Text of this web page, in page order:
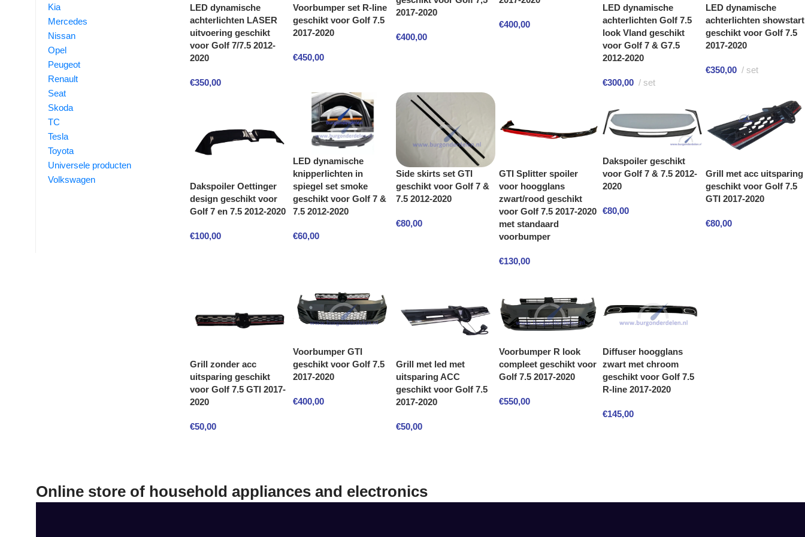
Kia
Mercedes
Nissan
Opel
Peugeot
Renault
Seat
Skoda
TC
Tesla
Toyota
Universele producten
Volkswagen
LED dynamische
achterlichten LASER
uitvoering geschikt
voor Golf 7/7.5 2012-
2020
€350,00
Voorbumper set R-line
geschikt voor Golf 7.5
2017-2020
€450,00
2017-2020
€400,00
€400,00
LED dynamische
achterlichten Golf 7.5
look Vland geschikt
voor Golf 7 & G7.5
2012-2020
€300,00 set
LED dynamische
achterlichten showstart
geschikt voor Golf 7.5
2017-2020
€350,00 set
Dakspoiler Oettinger
design geschikt voor
Golf 7 en 7.5 2012-2020
€100,00
LED dynamische
knipperlichten in
spiegel set smoke
geschikt voor Golf 7 &
7.5 2012-2020
€60,00
Side skirts set GTI
geschikt voor Golf 7 &
7.5 2012-2020
€80,00
GTI Splitter spoiler
voor hoogglans
zwart/rood geschikt
voor Golf 7.5 2017-2020
met standaard
voorbumper
€130,00
Dakspoiler geschikt
voor Golf 7 & 7.5 2012-
2020
€80,00
Grill met acc uitsparing
geschikt voor Golf 7.5
GTI 2017-2020
€80,00
Grill zonder acc
uitsparing geschikt
voor Golf 7.5 GTI 2017-
2020
€50,00
Voorbumper GTI
geschikt voor Golf 7.5
2017-2020
€400,00
Grill met led met
uitsparing ACC
geschikt voor Golf 7.5
2017-2020
€50,00
Voorbumper R look
compleet geschikt voor
Golf 7.5 2017-2020
€550,00
Diffuser hoogglans
zwart met chroom
geschikt voor Golf 7.5
R-line 2017-2020
€145,00
Online store of household appliances and electronics